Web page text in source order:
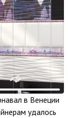
в Венеции
удалось